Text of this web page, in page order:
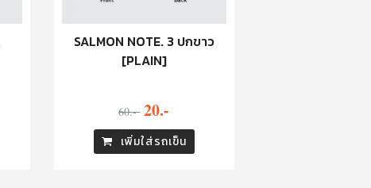
SALMON NOTE. 3 ปกขาว
[PLAIN]
60.- 20.-
เพิ่มใส่รถเข็น